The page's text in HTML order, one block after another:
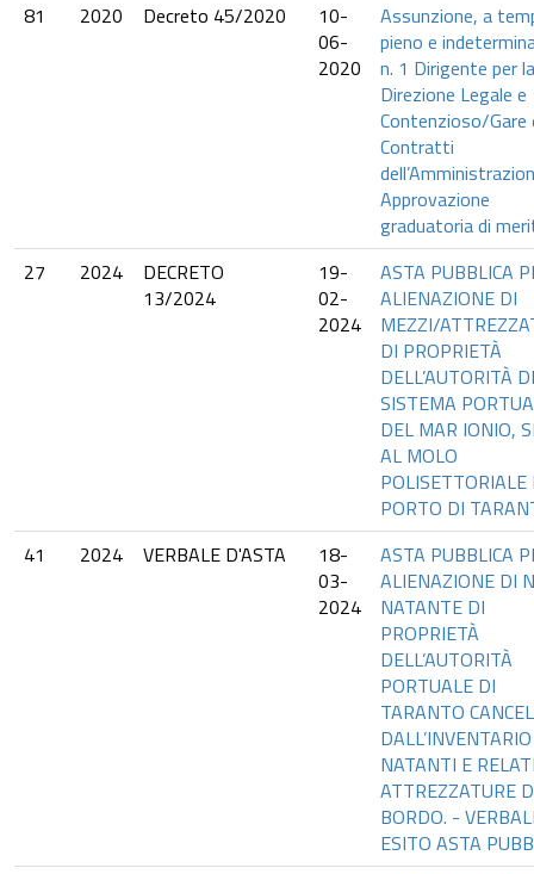
81
2020 Decreto 45/2020
10-
06-
2020
Assunzione, a
pieno e
n. 1 Dirigente per la
Direzione Legale e
Contenzioso/Gare
Contratti
Approvazione
graduatoria di
27
2024
DECRETO
13/2024
19-
02-
2024
ASTA PUBBLICA
ALIENAZIONE DI
MEZZI/
DI PROPRIETÀ
DELL’AUTORITÀ DI
SISTEMA
DEL MAR IONIO,
AL MOLO
POLISETTORIALE
PORTO DI
41
2024 VERBALE D'ASTA
18-
03-
2024
ASTA PUBBLICA
ALIENAZIONE DI
NATANTE DI
PROPRIETÀ
DELL’AUTORITÀ
PORTUALE DI
TARANTO
NATANTI E
ATTREZZATURE
BORDO. -
ESITO ASTA